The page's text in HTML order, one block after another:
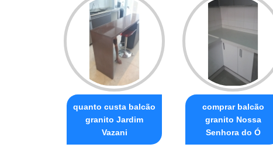
quanto custa balcão
granito Jardim
Vazani
comprar balcão
granito Nossa
Senhora do Ó